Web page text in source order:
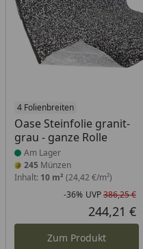
4 Folienbreiten
Oase Steinfolie granit-
grau - ganze Rolle
Produkt am Lager
Am Lager
245 Münzen
Inhalt: 10 m² (24,42 €/m²)
-36% UVP386,25 €
244,21 €
Zum Produkt